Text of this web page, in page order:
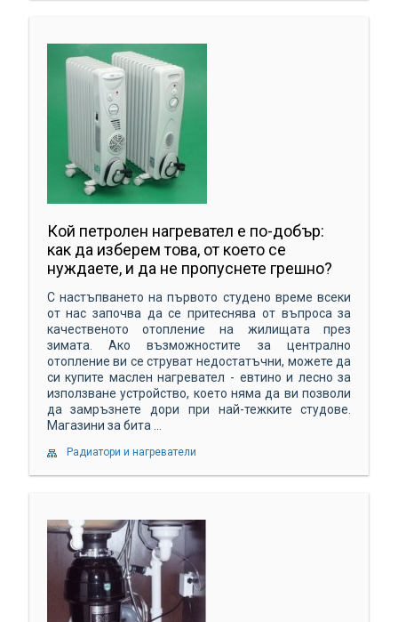
Кой петролен нагревател е по-добър:
как да изберем това, от което се
нуждаете, и да не пропуснете грешно?
С настъпването на първото студено време всеки
от нас започва да се притеснява от въпроса за
качественото отопление на жилищата през
зимата. Ако възможностите за централно
отопление ви се струват недостатъчни, можете да
си купите маслен нагревател - евтино и лесно за
използване устройство, което няма да ви позволи
да замръзнете дори при най-тежките студове.
Магазини за бита ...
Радиатори и нагреватели